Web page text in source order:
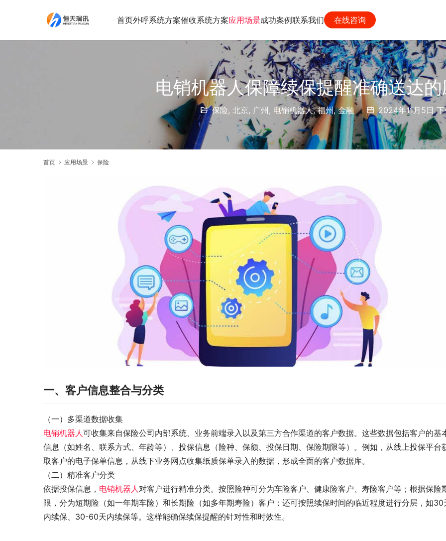
首页外呼系统方案催收系统方案应用场景成功案例联系我们 在线咨询
电销机器人保障续保提醒准确送达
保险, 北京, 广州 , 电销机器人,福州,金融 2024年11月5日
首页 应用场景 保险
一、客户信息整合与分类
（一）多渠道数据收集
电销机器人 可收集来自保险公司内部系统、业务前端录入以及第三方合作渠道的客户数据。这些数据包括客户的基
信息（如姓名、联系方式、年龄等）、投保信息（险种、保额、投保日期、保险期限等）。例如，从线上投保平台
取客户的电子保单信息，从线下业务网点收集纸质保单录入的数据，形成全面的客户数据库。
（二）精准客户分类
依据投保信息， 电销机器人 对客户进行精准分类。按照险种可分为车险客户、健康险客户、寿险客户等；根据保险
限，分为短期险（如一年期车险）和长期险（如多年期寿险）客户；还可按照续保时间的临近程度进行分层，如30
内续保、30-60天内续保等。这样能确保续保提醒的针对性和时效性。